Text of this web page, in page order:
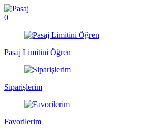
0
Pasaj Limitini Öğren
Siparişlerim
Favorilerim